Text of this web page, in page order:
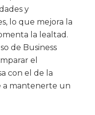
y
lo que mejora la
la lealtad.
de Business
el
con el de la
a mantenerte un